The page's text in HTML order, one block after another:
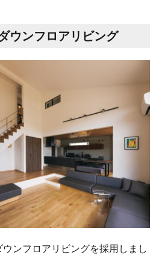
ウンフロアリビング
ンフロアリビングを採用しまし